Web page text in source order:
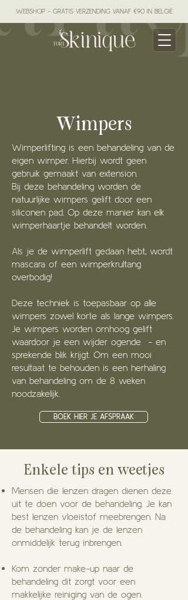
WEBSHOP - GRATIS VERZENDING VANAF €90 IN BELGIË
Wimpers
Wimperlifting is een behandeling van de
eigen wimper. Hierbij wordt geen
gebruik gemaakt van extension.
Bij deze behandeling worden de
natuurlijke wimpers gelift door een
siliconen pad. Op deze manier kan elk
wimperhaartje behandelt worden.
Als je de wimperlift gedaan hebt, wordt
mascara of een wimperkrultang
overbodig!
Deze techniek is toepasbaar op alle
wimpers zowel korte als lange wimpers.
Je wimpers worden omhoog gelift
waardoor je een wijder ogende - en
sprekende blik krijgt. Om een mooi
resultaat te behouden is een herhaling
van behandeling om de 8 weken
noodzakelijk.
BOEK HIER JE AFSPRAAK
Enkele tips en weetjes
Mensen die lenzen dragen dienen deze
uit te doen voor de behandeling. Je kan
best lenzen vloeistof meebrengen. Na
de behandeling kan je de lenzen
onmiddelijk terug inbrengen.
Kom zonder make-up naar de
behandeling dit zorgt voor een
makkelijke reiniging van de ogen.